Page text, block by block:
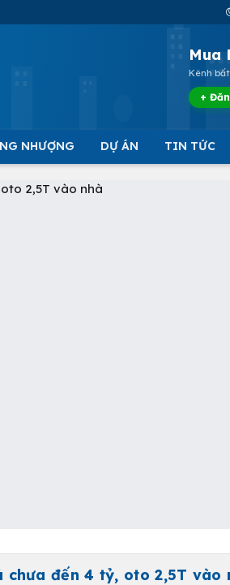
Mua
Kênh
+
NHƯỢNG DỰ ÁN TIN TỨC
chưa đến 4 tỷ, oto 2,5T vào